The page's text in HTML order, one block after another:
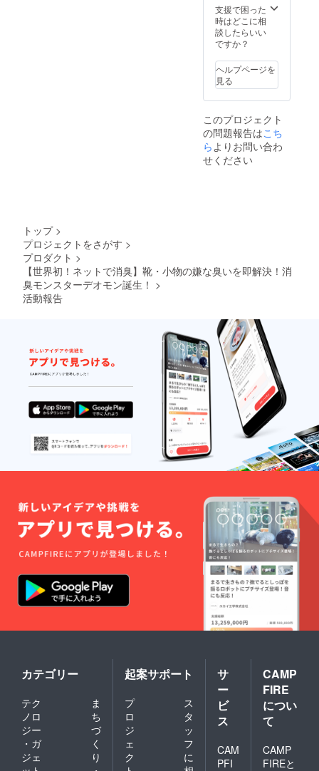
は切り
捨てて
おりま
す。 ※1
入りを2
口でお
届け致
しま
支援で困った
時はどこに相
談したらいい
ですか？
ヘルプページを
見る
このプロジェクト
の問題報告はこち
らよりお問い合わ
せください
トップ >
プロジェクトをさがす >
プロダクト >
【世界初！ネットで消臭】靴・小物の嫌な臭いを即解決！消
臭モンスターデオモン誕生！ >
活動報告
カテゴリー
テク
ノロ
ジー
・ガ
ジェ
ま
ち
づ
く
り
起案サポート
プ
ロ
ジ
ェ
ク
ス
タ
ッ
フ
に
サ
ー
ビ
ス
CAM
PFI
CAMP
FIRE
につい
て
CAMP
FIREと